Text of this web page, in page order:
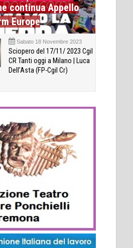
continua Appello
Europe
Sabato 18 Novembre 2023
Sciopero del 17/11/ 2023 Cgil
CR Tanti oggi a Milano | Luca
Dell’Asta (FP-Cgil Cr)